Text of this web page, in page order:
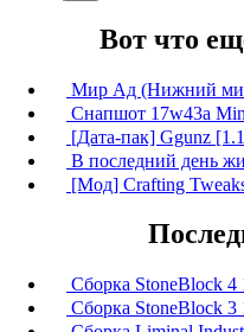
Вот что
Мир Ад (Нижний
Снапшот 17w43a
[Дата-пак] Ggunz
В последний день
[Мод] Crafting
Сборка StoneBlock 4
Сборка StoneBlock 3